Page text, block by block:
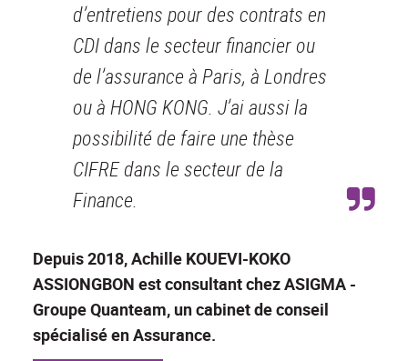
d’entretiens pour des contrats en
CDI dans le secteur financier ou
de l’assurance à Paris, à Londres
ou à HONG KONG. J’ai aussi la
possibilité de faire une thèse
CIFRE dans le secteur de la
Finance.
Depuis 2018, Achille KOUEVI-KOKO
ASSIONGBON est consultant chez ASIGMA -
Groupe Quanteam, un cabinet de conseil
spécialisé en Assurance.